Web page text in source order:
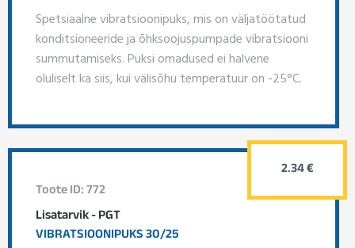
Spetsiaalne vibratsioonipuks, mis on väljatöötatud
konditsioneeride ja õhksoojuspumpade vibratsiooni
summutamiseks. Puksi omadused ei halvene
oluliselt ka siis, kui välisõhu temperatuur on -25°C.
Toote ID: 772
Lisatarvik - PGT
VIBRATSIOONIPUKS 30/25
2.34 €